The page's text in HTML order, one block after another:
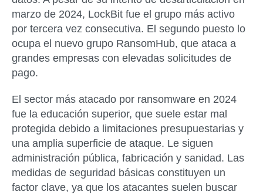
marzo de 2024, LockBit fue el grupo más activo
por tercera vez consecutiva. El segundo puesto lo
ocupa el nuevo grupo RansomHub, que ataca a
grandes empresas con elevadas solicitudes de
pago.
El sector más atacado por ransomware en 2024
fue la educación superior, que suele estar mal
protegida debido a limitaciones presupuestarias y
una amplia superficie de ataque. Le siguen
administración pública, fabricación y sanidad. Las
medidas de seguridad básicas constituyen un
factor clave, ya que los atacantes suelen buscar